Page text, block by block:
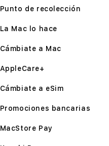
Punto de recolección
La Mac lo hace
Cámbiate a Mac
AppleCare+
Cámbiate a eSim
Promociones bancarias
MacStore Pay